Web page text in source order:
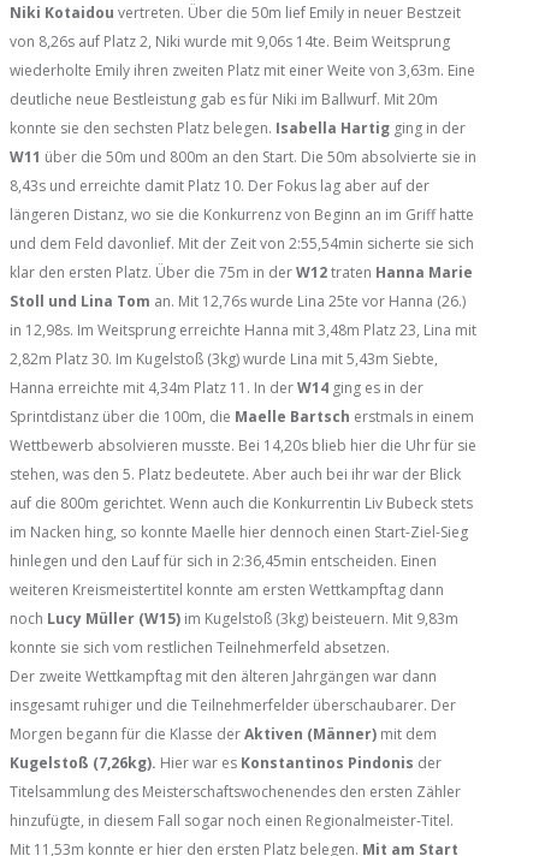
Niki Kotaidou vertreten. Über die 50m lief Emily in neuer Bestzeit
von 8,26s auf Platz 2, Niki wurde mit 9,06s 14te. Beim Weitsprung
wiederholte Emily ihren zweiten Platz mit einer Weite von 3,63m. Eine
deutliche neue Bestleistung gab es für Niki im Ballwurf. Mit 20m
konnte sie den sechsten Platz belegen. Isabella Hartig ging in der
W11 über die 50m und 800m an den Start. Die 50m absolvierte sie in
8,43s und erreichte damit Platz 10. Der Fokus lag aber auf der
längeren Distanz, wo sie die Konkurrenz von Beginn an im Griff hatte
und dem Feld davonlief. Mit der Zeit von 2:55,54min sicherte sie sich
klar den ersten Platz. Über die 75m in derW12traten Hanna Marie
Stoll und Lina Tom an. Mit 12,76s wurde Lina 25te vor Hanna (26.)
in 12,98s. Im Weitsprung erreichte Hanna mit 3,48m Platz 23, Lina mit
2,82m Platz 30. Im Kugelstoß (3kg) wurde Lina mit 5,43m Siebte,
Hanna erreichte mit 4,34m Platz 11. In derW14 ging es in der
Sprintdistanz über die 100m, die Maelle Bartsch erstmals in einem
Wettbewerb absolvieren musste. Bei 14,20s blieb hier die Uhr für sie
stehen, was den 5. Platz bedeutete. Aber auch bei ihr war der Blick
auf die 800m gerichtet. Wenn auch die Konkurrentin Liv Bubeck stets
im Nacken hing, so konnte Maelle hier dennoch einen Start-Ziel-Sieg
hinlegen und den Lauf für sich in 2:36,45min entscheiden. Einen
weiteren Kreismeistertitel konnte am ersten Wettkampftag dann
noch Lucy Müller (W15) im Kugelstoß (3kg) beisteuern. Mit 9,83m
konnte sie sich vom restlichen Teilnehmerfeld absetzen.
Der zweite Wettkampftag mit den älteren Jahrgängen war dann
insgesamt ruhiger und die Teilnehmerfelder überschaubarer. Der
Morgen begann für die Klasse derAktiven (Männer) mit dem
Kugelstoß (7,26kg). Hier war es Konstantinos Pindonis der
Titelsammlung des Meisterschaftswochenendes den ersten Zähler
hinzufügte, in diesem Fall sogar noch einen Regionalmeister-Titel.
Mit 11,53m konnte er hier den ersten Platz belegen. Mit am Start